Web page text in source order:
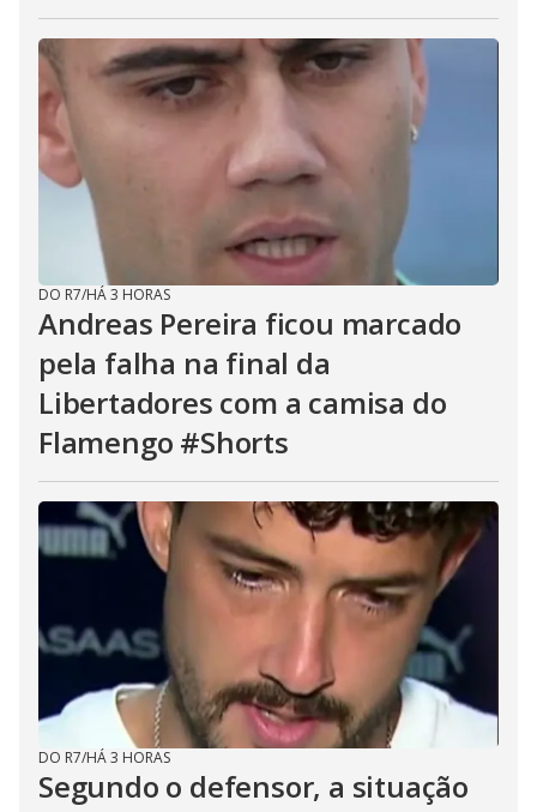
DO R7/HÁ 3 HORAS
Andreas Pereira ficou marcado
pela falha na final da
Libertadores com a camisa do
Flamengo #Shorts
DO R7/HÁ 3 HORAS
Segundo o defensor, a situação